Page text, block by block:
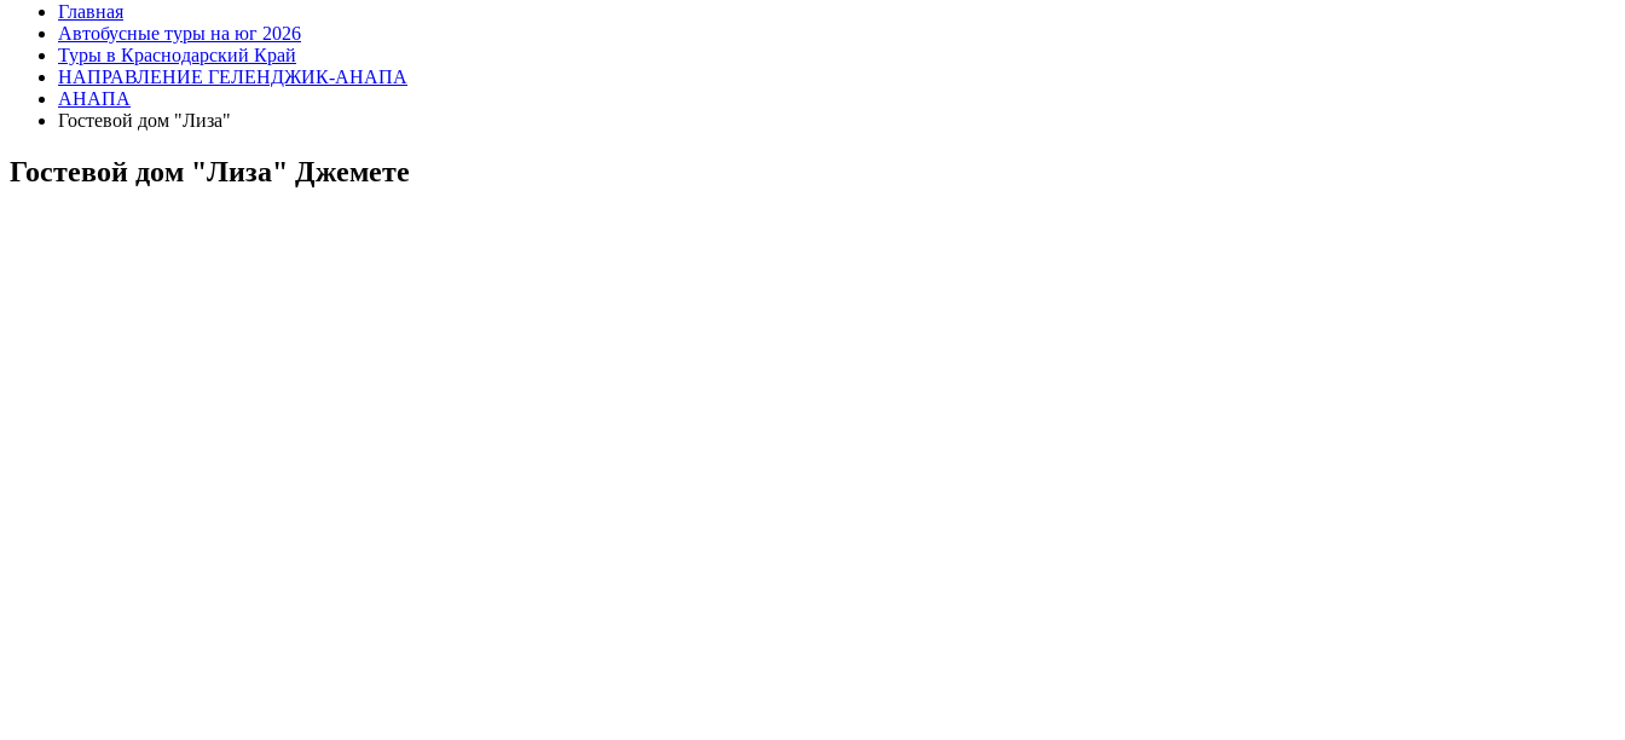
Главная
Автобусные туры на юг 2026
Туры в Краснодарский Край
НАПРАВЛЕНИЕ ГЕЛЕНДЖИК-АНАПА
АНАПА
Гостевой дом "Лиза"
Гостевой дом "Лиза" Джемете